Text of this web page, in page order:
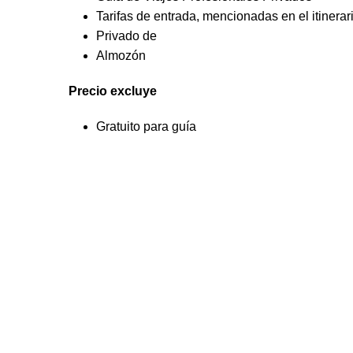
Tarifas de entrada, mencionadas en el
Privado de
Almozón
Precio excluye
Gratuito para guía